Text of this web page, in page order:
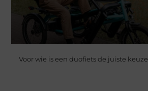
Voor wie is een duofiets de juiste keuze